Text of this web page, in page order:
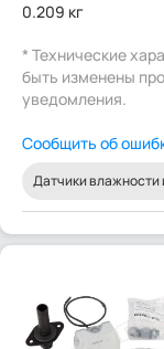
0.209 кг
* Технические
быть изменены
уведомления.
Сообщить об
Датчики влажности